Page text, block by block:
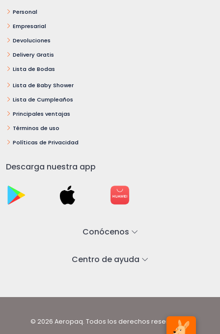
Personal
Empresarial
Devoluciones
Delivery Gratis
Lista de Bodas
Lista de Baby Shower
Lista de Cumpleaños
Principales ventajas
Términos de uso
Políticas de Privacidad
Descarga nuestra app
Conócenos
Centro de ayuda
© 2026 Aeropaq. Todos los derechos reservados.